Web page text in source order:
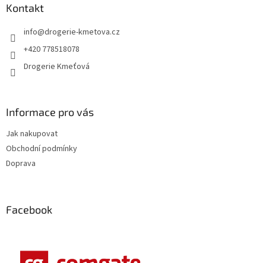
Kontakt
info@drogerie-kmetova.cz
+420 778518078
Drogerie Kmeťová
Informace pro vás
Jak nakupovat
Obchodní podmínky
Doprava
Facebook